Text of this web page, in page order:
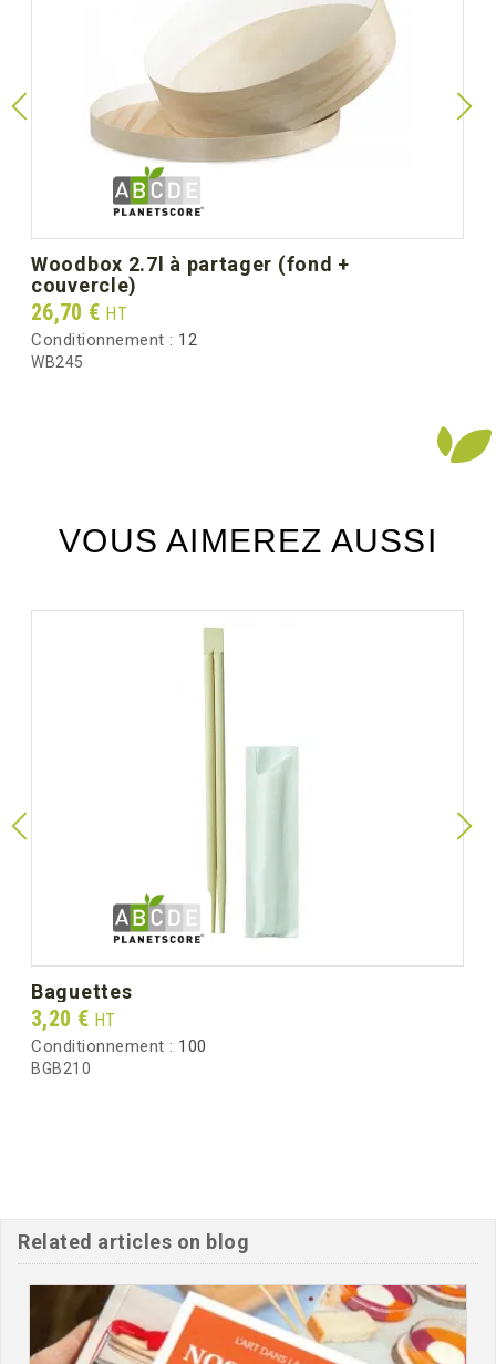
woodbox 2.7l à partager (fond +
couvercle)
Prix
26,70 € HT
Conditionnement : 12
WB245
VOUS AIMEREZ AUSSI
baguettes
Prix
3,20 € HT
Conditionnement : 100
BGB210
Related articles on blog